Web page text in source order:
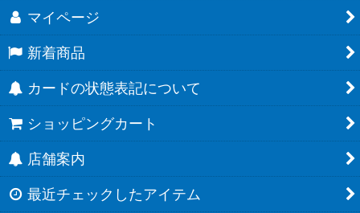
マイページ
新着商品
カードの状態表記について
ショッピングカート
店舗案内
最近チェックしたアイテム